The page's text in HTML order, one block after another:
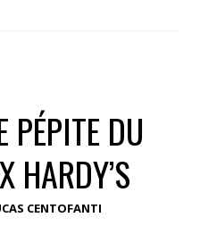
PÉPITE DU
HARDY’S
CENTOFANTI